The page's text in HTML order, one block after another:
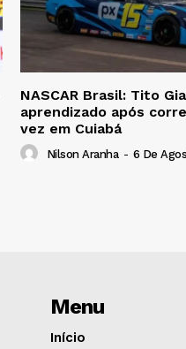
NASCAR Brasil: Tito
aprendizado após
vez em Cuiabá
Nilson Aranha - 6 De
Menu
Início